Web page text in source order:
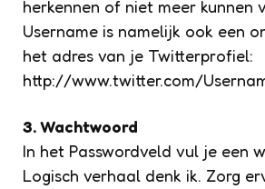
herkennen of niet meer kunnen
Username is namelijk ook een
het adres van je Twitterprofiel:
http://www.twitter.com/
3. Wachtwoord
In het Passwordveld vul je een
Logisch verhaal denk ik. Zorg